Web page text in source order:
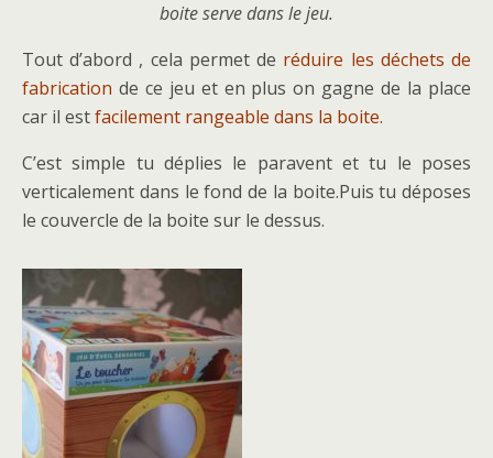
boite serve dans le jeu.
Tout d’abord , cela permet de réduire les déchets de
fabrication de ce jeu et en plus on gagne de la place
car il estfacilement rangeable dans la boite.
C’est simple tu déplies le paravent et tu le poses
verticalement dans le fond de la boite.Puis tu déposes
le couvercle de la boite sur le dessus.